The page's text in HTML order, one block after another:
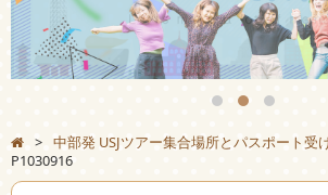
> 中部発 USJツアー集合場所とパスポート受
P1030916